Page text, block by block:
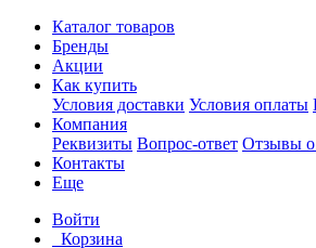
Каталог товаров
Бренды
Акции
Как купить
Условия доставки Условия оплаты
Компания
Реквизиты Вопрос-ответ Отзывы
Контакты
Еще
Войти
Корзина